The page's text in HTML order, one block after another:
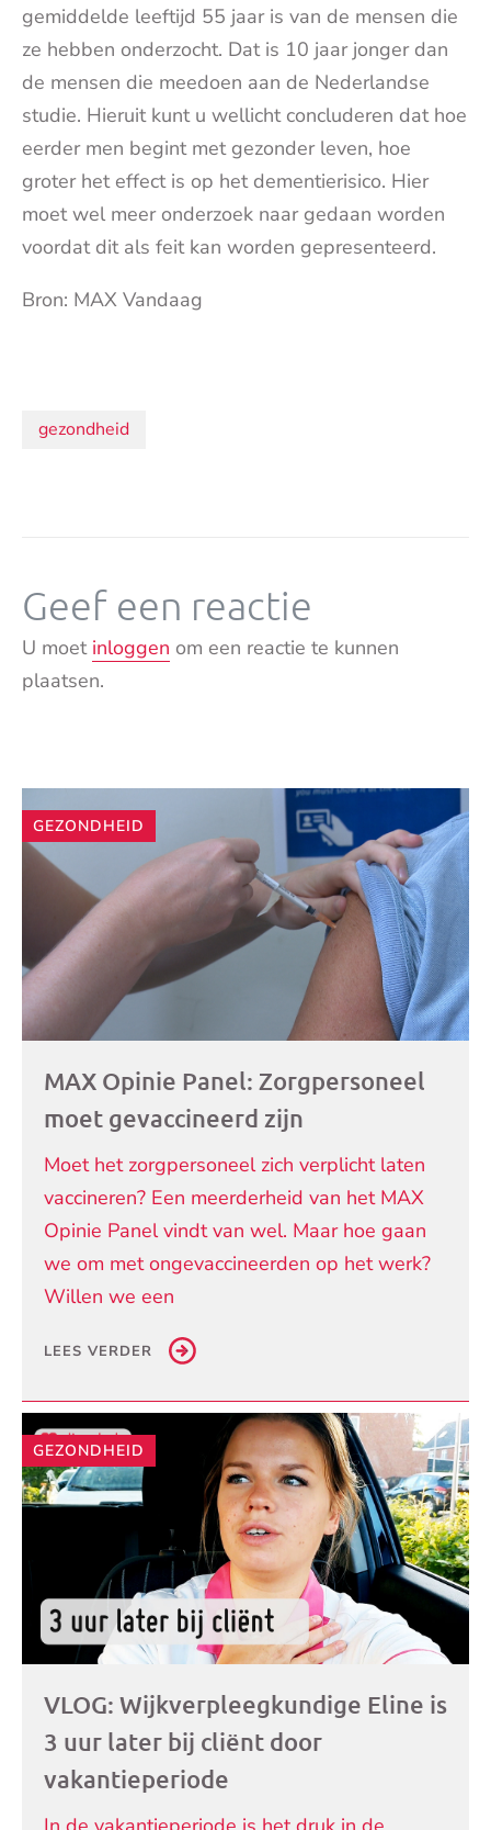
gemiddelde leeftijd 55 jaar is van de mensen die
ze hebben onderzocht. Dat is 10 jaar jonger dan
de mensen die meedoen aan de Nederlandse
studie. Hieruit kunt u wellicht concluderen dat hoe
eerder men begint met gezonder leven, hoe
groter het effect is op het dementierisico. Hier
moet wel meer onderzoek naar gedaan worden
voordat dit als feit kan worden gepresenteerd.
Bron: MAX Vandaag
Onderwerpen:
gezondheid
Geef een reactie
U moet inloggen om een reactie te kunnen
plaatsen.
Andere
artikelen
GEZONDHEID
MAX Opinie Panel: Zorgpersoneel
moet gevaccineerd zijn
Moet het zorgpersoneel zich verplicht laten
vaccineren? Een meerderheid van het MAX
Opinie Panel vindt van wel. Maar hoe gaan
we om met ongevaccineerden op het werk?
Willen we een
LEES VERDER
GEZONDHEID
VLOG: Wijkverpleegkundige Eline is
3 uur later bij cliënt door
vakantieperiode